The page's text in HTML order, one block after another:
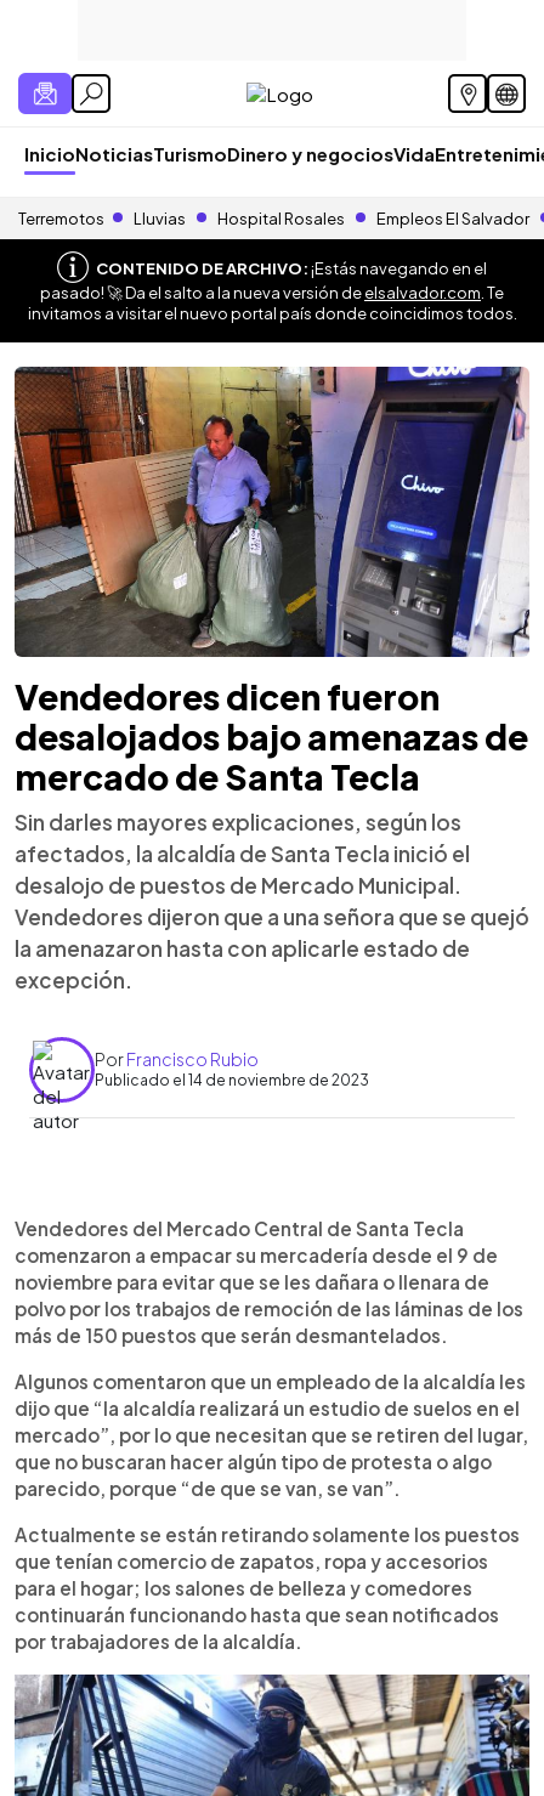
InicioNoticiasTurismoDinero y negociosVida
Terremotos Lluvias Hospital Rosales Empleos El Salvador
CONTENIDO DE ARCHIVO:¡Estás navegando en el
pasado! 🚀 Da el salto a la nueva versión deelsalvador.com . Te
invitamos a visitar el nuevo portal país donde coincidimos todos.
Vendedores dicen fueron
desalojados bajo amenazas de
mercado de Santa Tecla
Sin darles mayores explicaciones, según los
afectados, la alcaldía de Santa Tecla inició el
desalojo de puestos de Mercado Municipal.
Vendedores dijeron que a una señora que se quejó
la amenazaron hasta con aplicarle estado de
excepción.
PorFrancisco Rubio
Publicado el 14 de noviembre de 2023
► Escuchar artículo
Vendedores del Mercado Central de Santa Tecla
comenzaron a empacar su mercadería desde el 9 de
noviembre para evitar que se les dañara o llenara de
polvo por los trabajos de remoción de las láminas de los
más de 150 puestos que serán desmantelados.
Algunos comentaron que un empleado de la alcaldía les
dijo que “la alcaldía realizará un estudio de suelos en el
mercado”, por lo que necesitan que se retiren del lugar,
que no buscaran hacer algún tipo de protesta o algo
parecido, porque “de que se van, se van”.
Actualmente se están retirando solamente los puestos
que tenían comercio de zapatos, ropa y accesorios
para el hogar; los salones de belleza y comedores
continuarán funcionando hasta que sean notificados
por trabajadores de la alcaldía.